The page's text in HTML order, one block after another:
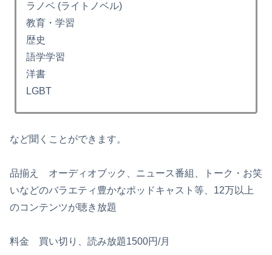
ラノベ (ライトノベル)
教育・学習
歴史
語学学習
洋書
LGBT
など聞くことができます。
品揃え オーディオブック、ニュース番組、トーク・お笑
いなどのバラエティ豊かなポッドキャスト等、12万以上
のコンテンツが聴き放題
料金 買い切り、読み放題1500円/月